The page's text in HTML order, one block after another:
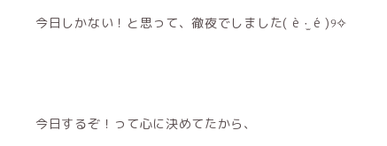
今日しかない！と思って、徹夜でしました‎( è ·̫ é )୨✧
今日するぞ！って心に決めてたから、